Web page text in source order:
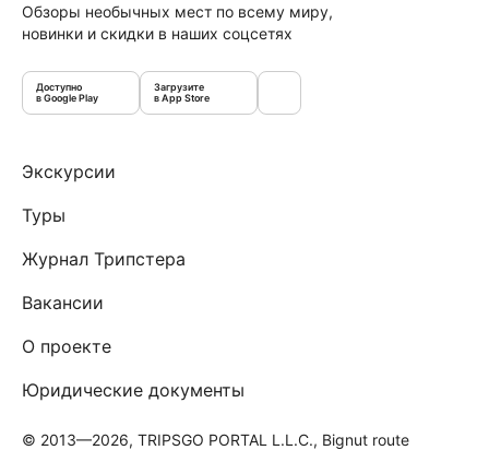
Обзоры необычных мест по всему миру,
новинки и скидки в наших соцсетях
Доступно
в Google Play
Загрузите
в App Store
Экскурсии
Туры
Журнал Трипстера
Вакансии
О проекте
Юридические документы
© 2013—2026, TRIPSGO PORTAL L.L.C., Bignut route